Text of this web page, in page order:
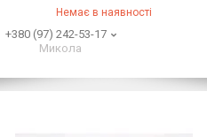
Немає в наявності
+380 (97) 242-53-17
Микола